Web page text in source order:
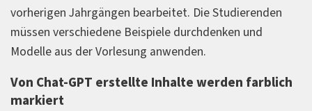
vorherigen Jahrgängen bearbeitet. Die Studierenden
müssen verschiedene Beispiele durchdenken und
Modelle aus der Vorlesung anwenden.
Von Chat-GPT erstellte Inhalte werden farblich
markiert